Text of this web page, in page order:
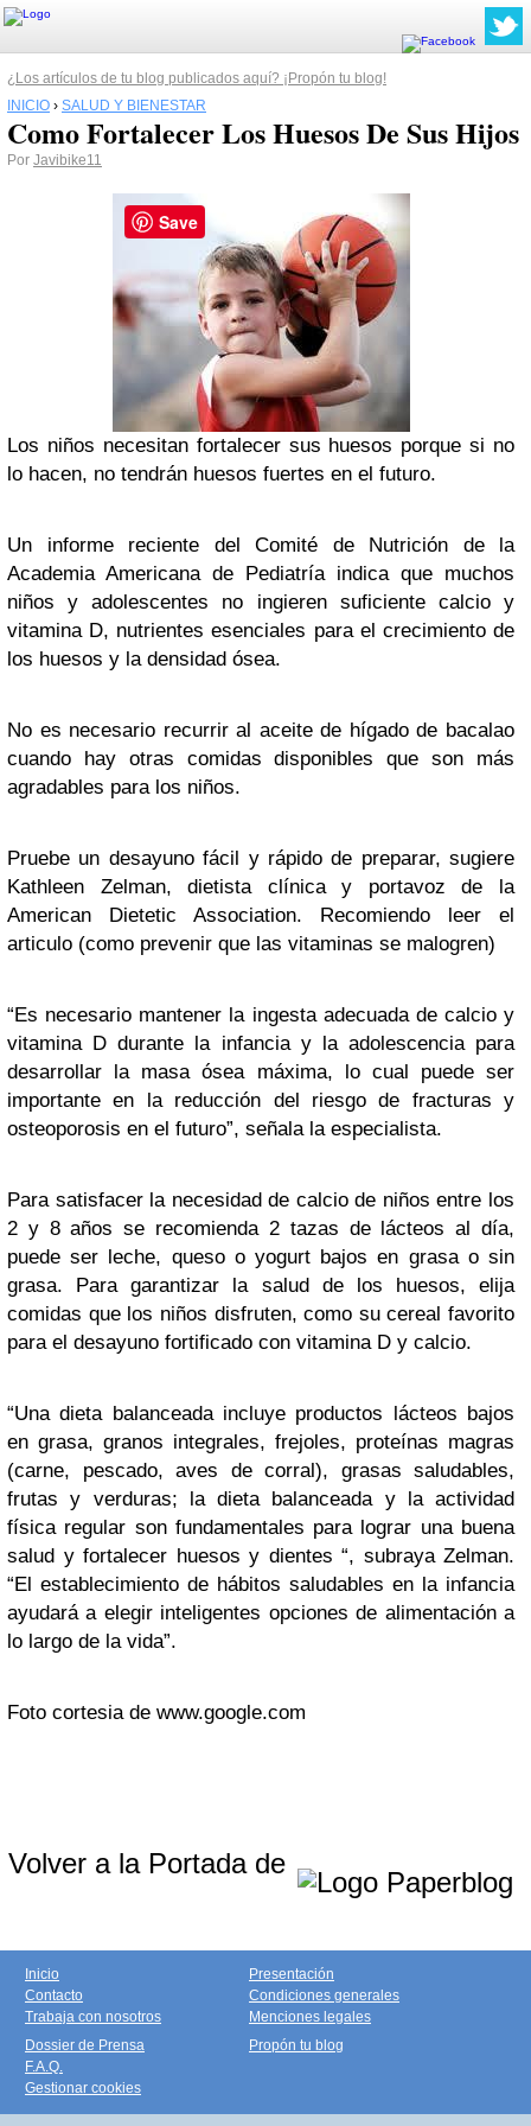
¿Los artículos de tu blog publicados aquí? ¡Propón tu blog!
INICIO › SALUD Y BIENESTAR
Como Fortalecer Los Huesos De Sus Hijos
Por Javibike11
Los niños necesitan fortalecer sus huesos porque si no
lo hacen, no tendrán huesos fuertes en el futuro.
Un informe reciente del Comité de Nutrición de la
Academia Americana de Pediatría indica que muchos
niños y adolescentes no ingieren suficiente calcio y
vitamina D, nutrientes esenciales para el crecimiento de
los huesos y la densidad ósea.
No es necesario recurrir al aceite de hígado de bacalao
cuando hay otras comidas disponibles que son más
agradables para los niños.
Pruebe un desayuno fácil y rápido de preparar, sugiere
Kathleen Zelman, dietista clínica y portavoz de la
American Dietetic Association. Recomiendo leer el
articulo (como prevenir que las vitaminas se malogren)
“Es necesario mantener la ingesta adecuada de calcio y
vitamina D durante la infancia y la adolescencia para
desarrollar la masa ósea máxima, lo cual puede ser
importante en la reducción del riesgo de fracturas y
osteoporosis en el futuro”, señala la especialista.
Para satisfacer la necesidad de calcio de niños entre los
2 y 8 años se recomienda 2 tazas de lácteos al día,
puede ser leche, queso o yogurt bajos en grasa o sin
grasa. Para garantizar la salud de los huesos, elija
comidas que los niños disfruten, como su cereal favorito
para el desayuno fortificado con vitamina D y calcio.
“Una dieta balanceada incluye productos lácteos bajos
en grasa, granos integrales, frejoles, proteínas magras
(carne, pescado, aves de corral), grasas saludables,
frutas y verduras; la dieta balanceada y la actividad
física regular son fundamentales para lograr una buena
salud y fortalecer huesos y dientes “, subraya Zelman.
“El establecimiento de hábitos saludables en la infancia
ayudará a elegir inteligentes opciones de alimentación a
lo largo de la vida”.
Foto cortesia de www.google.com
Volver a la Portada de
Inicio
Contacto
Trabaja con nosotros
Presentación
Condiciones generales
Menciones legales
Dossier de Prensa
F.A.Q.
Gestionar cookies
Propón tu blog
Save